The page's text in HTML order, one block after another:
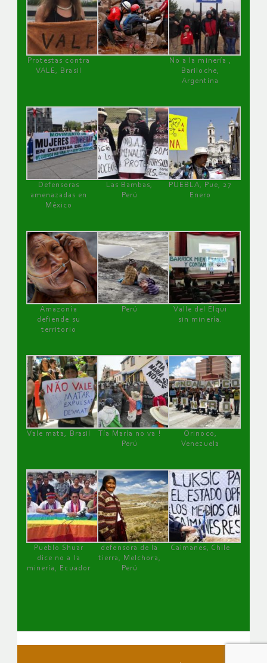
Protestas contra
VALE, Brasil
No a la minería ,
Bariloche,
Argentina
Defensoras
amenazadas en
México
Las Bambas,
Perú
PUEBLA, Pue, 27
Enero
Amazonía
defiende su
territorio
Perú
Valle del Elqui
sin minería.
Vale mata, Brasil
Tía María no va !
Perú
Orinoco,
Venezuela
Pueblo Shuar
dice no a la
minería, Ecuador
defensora de la
tierra, Melchora,
Perú
Caimanes, Chile